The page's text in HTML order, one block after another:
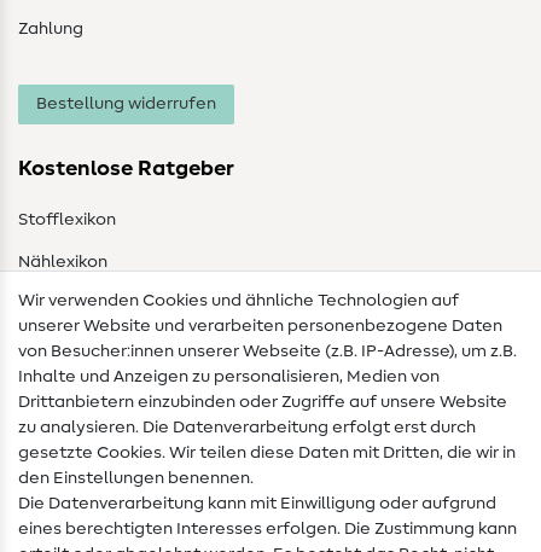
Zahlung
Bestellung widerrufen
Kostenlose Ratgeber
Stofflexikon
Nählexikon
Nähanleitungen
Hilfe & Kontakt
Kontakt
Infos zum Betreiberwechsel
Widerrufsrecht
Wir verwenden Cookies und ähnliche Technologien auf
unserer Website und verarbeiten personenbezogene Daten
von Besucher:innen unserer Webseite (z.B. IP-Adresse), um z.B.
Inhalte und Anzeigen zu personalisieren, Medien von
Drittanbietern einzubinden oder Zugriffe auf unsere Website
zu analysieren. Die Datenverarbeitung erfolgt erst durch
gesetzte Cookies. Wir teilen diese Daten mit Dritten, die wir in
den Einstellungen benennen.
Die Datenverarbeitung kann mit Einwilligung oder aufgrund
eines berechtigten Interesses erfolgen. Die Zustimmung kann